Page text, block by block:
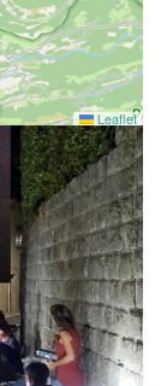
animé
Leaflet